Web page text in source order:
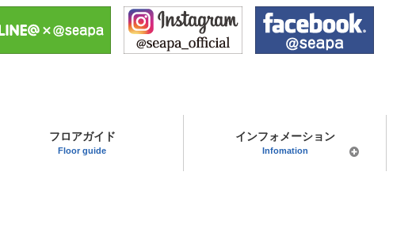
フロアガイド
Floor guide
インフォメーション
Infomation